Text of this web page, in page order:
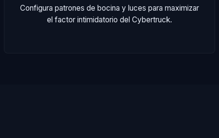
Configura patrones de bocina y luces para maximizar
el factor intimidatorio del Cybertruck.